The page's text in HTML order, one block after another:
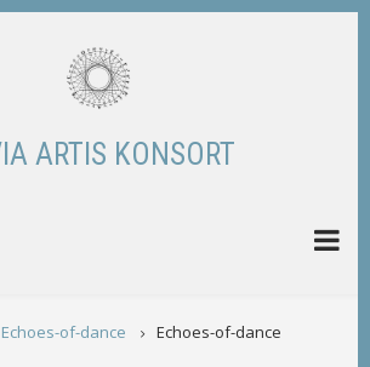
ARTIS KONSORT
Echoes-of-dance Echoes-of-dance